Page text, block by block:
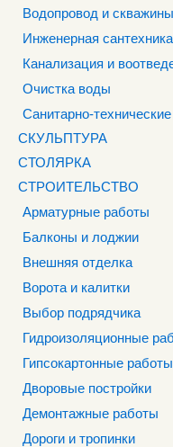
Водопровод и скважины
Инженерная сантехника
Канализация и
Очистка воды
Санитарно-
СКУЛЬПТУРА
СТОЛЯРКА
СТРОИТЕЛЬСТВО
Арматурные работы
Балконы и лоджии
Внешняя отделка
Ворота и калитки
Выбор подрядчика
Гидроизоляционные
Гипсокартонные работы
Дворовые постройки
Демонтажные работы
Дороги и тропинки